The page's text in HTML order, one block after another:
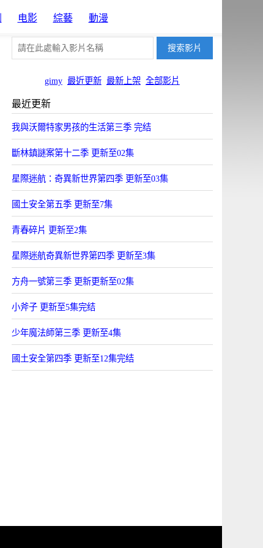
电影 綜藝 動漫
gimy 最近更新 最新上架 全部影片
最近更新
我與沃爾特家男孩的生活第三季 完结
斷林鎮謎案第十二季 更新至02集
星際迷航：奇異新世界第四季 更新至03集
國土安全第五季 更新至7集
青春碎片 更新至2集
星際迷航奇異新世界第四季 更新至3集
方舟一號第三季 更新更新至02集
小斧子 更新至5集完结
少年魔法師第三季 更新至4集
國土安全第四季 更新至12集完结